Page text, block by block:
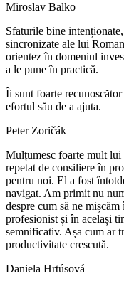
Miroslav Balko
Sfaturile bine
sincronizate ale lui
orientez în domeniul
a le pune în practică.
Îi sunt foarte
efortul său de a ajuta.
Peter Zoričák
Mulțumesc foarte mult
repetat de consiliere în
pentru noi. El a fost
navigat. Am primit nu
despre cum să ne
profesionist și în același
semnificativ. Așa cum ar
productivitate crescută.
Daniela Hrtúsová